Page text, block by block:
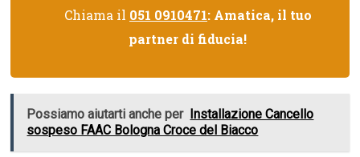
Chiama il 051 0910471: Amatica, il tuo
partner di fiducia!
Possiamo aiutarti anche per Installazione Cancello
sospeso FAAC Bologna Croce del Biacco